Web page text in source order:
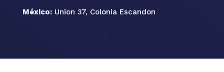
México: Union 37, Colonia Escandon